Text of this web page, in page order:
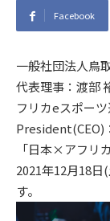
Facebook
一般社団法人鳥
代表理事：渡部
フリカeスポー
President(CEO)
「日本×アフリ
2021年12月18
す。